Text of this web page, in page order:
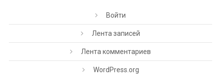
Войти
Лента записей
Лента комментариев
WordPress.org